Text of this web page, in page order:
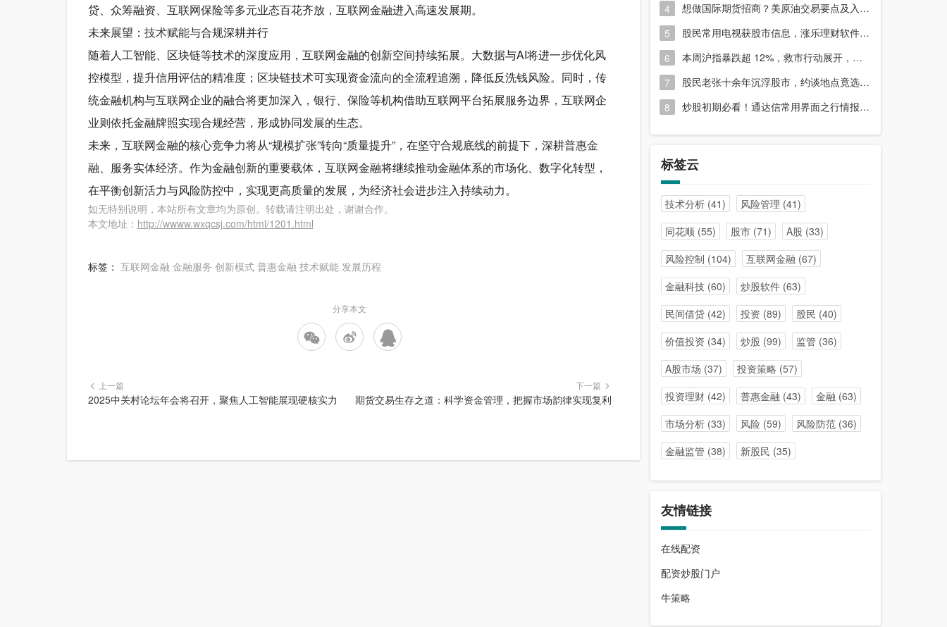
贷、众筹融资、互联网保险等多元业态百花齐放，互联网金融进入高速发展期。
未来展望： 技术赋能与合规深耕并行
随着人工智能、区块链等技术的深度应用，互联网金融的创新空间持续拓展。大数据与AI将进一步优化风
控模型，提升信用评估的精准度；区块链技术可实现资金流向的全流程追溯，降低反洗钱风险。同时，传
统金融机构与互联网企业的融合将更加深入，银行、保险等机构借助互联网平台拓展服务边界，互联网企
业则依托金融牌照实现合规经营，形成协同发展的生态。
未来，互联网金融的核心竞争力将从“规模扩张”转向“质量提升”，在坚守合规底线的前提下，深耕普惠金
融、服务实体经济。作为金融创新的重要载体，互联网金融将继续推动金融体系的市场化、数字化转型，
在平衡创新活力与风险防控中，实现更高质量的发展，为经济社会进步注入持续动力。
如无特别说明，本站所有文章均为原创。转载请注明出处，谢谢合作。
本文地址： http://wwww.wxqcsj.com/html/1201.html
标签： 互联网金融 金融服务 创新模式 普惠金融 技术赋能 发展历程
分享本文
上一篇
2025中关村论坛年会将召开，聚焦人工智能展现硬核实力
下一篇
期货交易生存之道：科学资金管理，把握市场韵律实现复利
4
想做国际期货招商？美原油交易要点及入门指南请收好
5
股民常用电视获股市信息，涨乐理财软件或能满足更多需求？
6
本周沪指暴跌超 12%，救市行动展开，周五市场有何措施？
7
股民老张十余年沉浮股市，约谈地点竟选在开户超市门口？
8
炒股初期必看！通达信常用界面之行情报价与分时图介绍
标签云
技术分析 (41) 风险管理 (41)
同花顺 (55) 股市 (71) A股 (33)
风险控制 (104) 互联网金融 (67)
金融科技 (60) 炒股软件 (63)
民间借贷 (42) 投资 (89) 股民 (40)
价值投资 (34) 炒股 (99) 监管 (36)
A股市场 (37) 投资策略 (57)
投资理财 (42) 普惠金融 (43) 金融 (63)
市场分析 (33) 风险 (59) 风险防范 (36)
金融监管 (38) 新股民 (35)
友情链接
在线配资
配资炒股门户
牛策略